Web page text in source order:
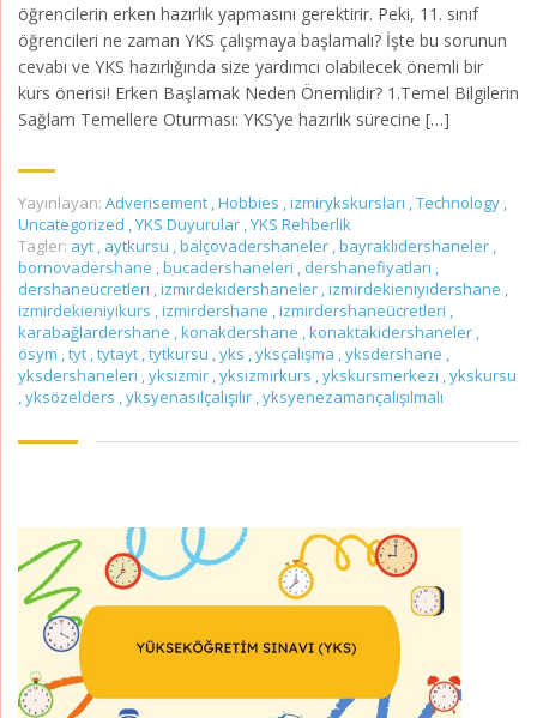
öğrencilerin erken hazırlık yapmasını gerektirir. Peki, 11. sınıf
öğrencileri ne zaman YKS çalışmaya başlamalı? İşte bu sorunun
cevabı ve YKS hazırlığında size yardımcı olabilecek önemli bir
kurs önerisi! Erken Başlamak Neden Önemlidir? 1.Temel Bilgilerin
Sağlam Temellere Oturması: YKS’ye hazırlık sürecine […]
Yayınlayan: Adverisement ,Hobbies ,izmirykskursları ,Technology ,
Uncategorized ,YKS Duyurular ,YKS Rehberlik
Tagler: ayt , aytkursu ,balçovadershaneler ,bayraklıdershaneler ,
bornovadershane ,bucadershaneleri , dershanefiyatları ,
dershaneücretleri ,izmirdekidershaneler ,izmirdekieniyidershane ,
izmirdekieniyikurs ,izmirdershane ,izmirdershaneücretleri ,
karabağlardershane ,konakdershane ,konaktakidershaneler ,
ösym ,tyt ,tytayt ,tytkursu ,yks ,yksçalışma ,yksdershane ,
yksdershaneleri ,yksizmir ,yksizmirkurs ,ykskursmerkezi ,ykskursu
,yksözelders ,yksyenasılçalışılır ,yksyenezamançalışılmalı